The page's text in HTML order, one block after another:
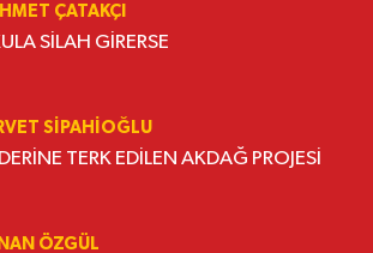
ÇATAKÇI
SİLAH GİRERSE
SİPAHİOĞLU
TERK EDİLEN AKDAĞ PROJESİ
ÖZGÜL